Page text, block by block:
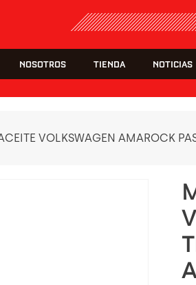
NOSOTROS TIENDA NOTICIAS
VOLKSWAGEN AMAROCK